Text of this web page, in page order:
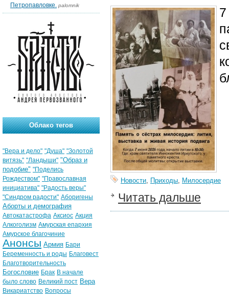
Новости, Приходы, Милосердие
Читать дальше
Петропавловке. palomnik
Облако тегов
"Вера и дело" "Душа" "Золотой
витязь" "Ландыши" "Образ и
подобие" "Поделись
Рождеством" "Православная
инициатива" "Радость веры"
"Синдром радости" Аборигены
Аборты и демография
Автокатастрофа Аксиос Акция
Алкоголизм Амурская епархия
Амурское благочиние
Анонсы Армия Бари
Беременность и роды Благовест
Благотворительность
Богословие Брак В начале
было слово Великий пост Вера
Викариатство Вопросы